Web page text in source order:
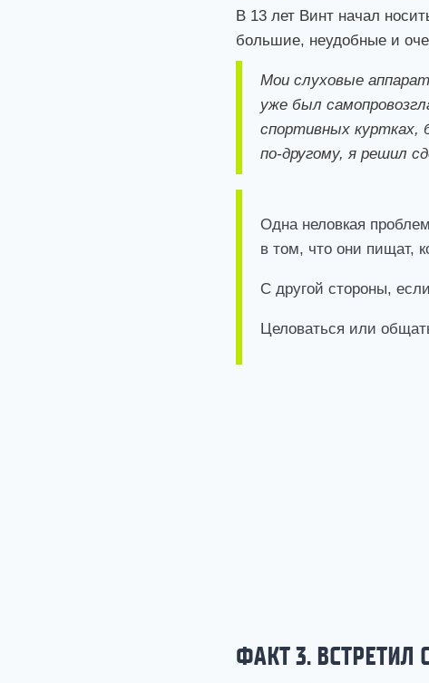
В 13 лет Винт начал
большие, неудобные и
Мои слуховые
уже был
спортивных куртках,
по-другому, я решил
Одна неловкая
в том, что они пищат,
С другой стороны,
Целоваться или
ФАКТ 3.